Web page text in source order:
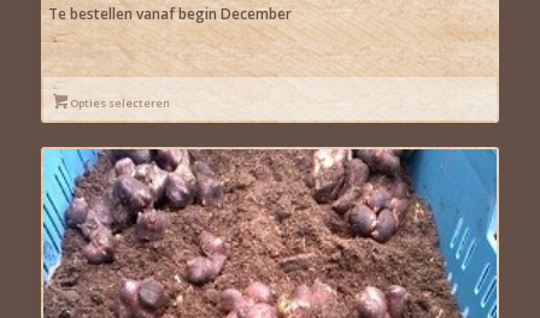
€110,00
Te bestellen vanaf begin December
Opties selecteren